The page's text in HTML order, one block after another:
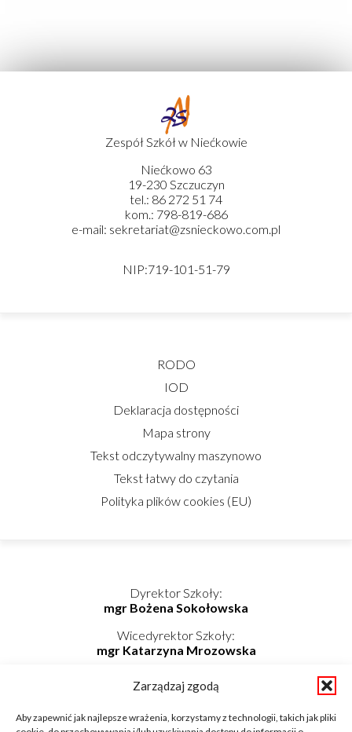
Zarządzaj zgodą
Aby zapewnić jak najlepsze wrażenia, korzystamy z technologii, takich jak pliki
Zespół Szkół w Niećkowie
Niećkowo 63
19-230 Szczuczyn
tel.: 86 272 51 74
kom.: 798-819-686
e-mail: sekretariat@zsnieckowo.com.pl
NIP:719-101-51-79
RODO
IOD
Deklaracja dostępności
Mapa strony
Tekst odczytywalny maszynowo
Tekst łatwy do czytania
Polityka plików cookies (EU)
Dyrektor Szkoły:
mgr Bożena Sokołowska
Wicedyrektor Szkoły:
mgr Katarzyna Mrozowska
mgr Elwira Kołaczyńska-Bogdan
Telefon komórkowy: 798-819-687